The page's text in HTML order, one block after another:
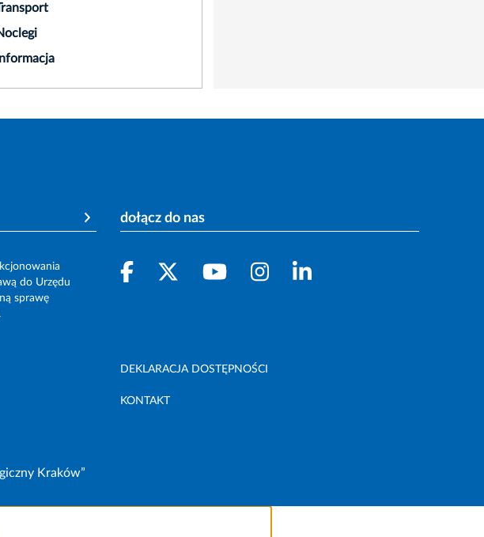
Informacja
do Urzędu
sprawę
dołącz do nas
DEKLARACJA DOSTĘPNOŚCI
KONTAKT
Kraków”